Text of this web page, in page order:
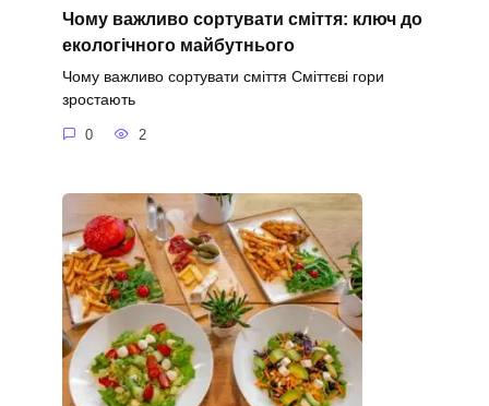
Чому важливо сортувати сміття: ключ до
екологічного майбутнього
Чому важливо сортувати сміття Сміттєві гори
зростають
0 2